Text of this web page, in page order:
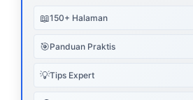
📖150+ Halaman
🎯Panduan Praktis
💡Tips Expert